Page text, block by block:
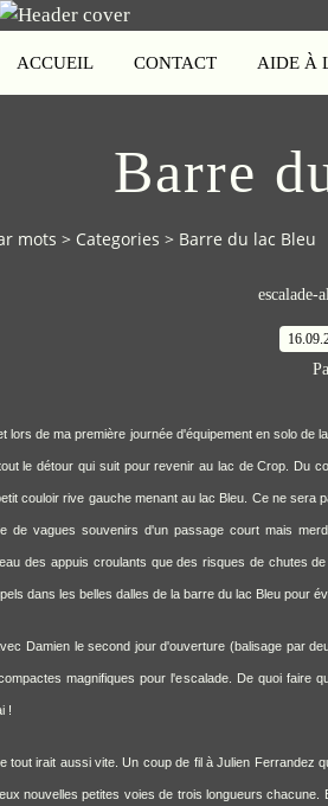
ACCUEIL CONTACT AIDE À
Barre
mots > Categories > Barre du lac Bleu
escalade-
lors de ma première journée d'équipement en solo de la
le détour qui suit pour revenir au lac deCrop. Du
couloir rive gauche menant au lac Bleu. Ce ne
de vagues souvenirs d'un passage court mais
des appuis croulants que des risques de chutes
dans les belles dalles de la barre du lac Bleu pour
Damien le second jour d'ouverture (balisage par
magnifiques pour l'escalade. De quoi faire
!
tout irait aussi vite. Un coup de fil à Julien Ferrandez
nouvelles petites voies de trois longueurs